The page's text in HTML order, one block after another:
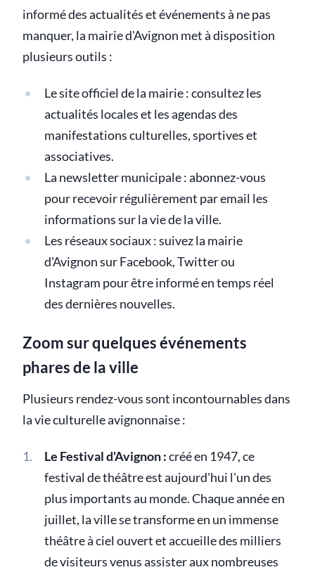
informé des actualités et événements à ne pas
manquer, la mairie d'Avignon met à disposition
plusieurs outils :
Le site officiel de la mairie : consultez les
actualités locales et les agendas des
manifestations culturelles, sportives et
associatives.
La newsletter municipale : abonnez-vous
pour recevoir régulièrement par email les
informations sur la vie de la ville.
Les réseaux sociaux : suivez la mairie
d'Avignon sur Facebook, Twitter ou
Instagram pour être informé en temps réel
des dernières nouvelles.
Zoom sur quelques événements
phares de la ville
Plusieurs rendez-vous sont incontournables dans
la vie culturelle avignonnaise :
Le Festival d'Avignon :créé en 1947, ce
festival de théâtre est aujourd'hui l'un des
plus importants au monde. Chaque année en
juillet, la ville se transforme en un immense
théâtre à ciel ouvert et accueille des milliers
de visiteurs venus assister aux nombreuses